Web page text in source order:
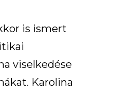
is ismert
viselkedése
Karolina